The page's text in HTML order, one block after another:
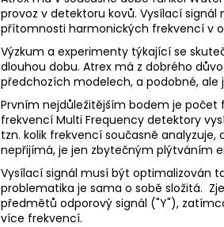
provoz v detektoru kovů. Vysílací
přítomnosti harmonických frekvencí v
Výzkum a experimenty týkající se
dlouhou dobu. Atrex má z dobrého
předchozích modelech, a podobné,
Prvním nejdůležitějším bodem je
frekvencí Multi Frequency detektory
tzn. kolik frekvencí současně
nepřijímá, je jen zbytečným plýtváním
Vysílací signál musí být optimalizován
problematika je sama o sobě složitá.
předmětů odporový signál ("Y"),
více frekvencí.